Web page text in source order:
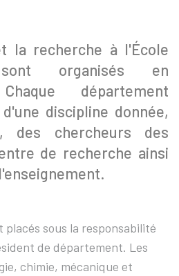
la recherche à l'École
sont organisés en
département
discipline donnée,
des chercheurs des
de recherche ainsi
sous la responsabilité
de département. Les
chimie, mécanique et